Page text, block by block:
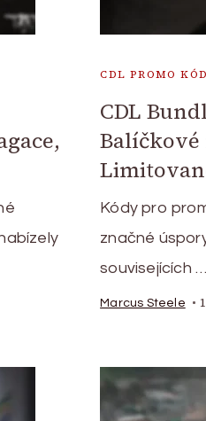
CDL PROMO
CDL
Balíčkové
Kódy pro
značné
souvisejících …
Marcus Steele